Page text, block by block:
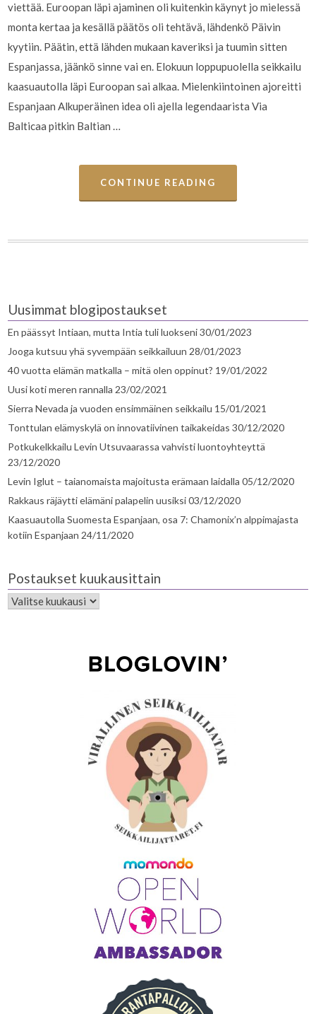
viettää. Euroopan läpi ajaminen oli kuitenkin käynyt jo mielessä
monta kertaa ja kesällä päätös oli tehtävä, lähdenkö Päivin
kyytiin. Päätin, että lähden mukaan kaveriksi ja tuumin sitten
Espanjassa, jäänkö sinne vai en. Elokuun loppupuolella seikkailu
kaasuautolla läpi Euroopan sai alkaa. Mielenkiintoinen ajoreitti
Espanjaan Alkuperäinen idea oli ajella legendaarista Via
Balticaa pitkin Baltian …
CONTINUE READING
Uusimmat blogipostaukset
En päässyt Intiaan, mutta Intia tuli luokseni30/01/2023
Jooga kutsuu yhä syvempään seikkailuun 28/01/2023
40 vuotta elämän matkalla – mitä olen oppinut? 19/01/2022
Uusi koti meren rannalla 23/02/2021
Sierra Nevada ja vuoden ensimmäinen seikkailu 15/01/2021
Tonttulan elämyskylä on innovatiivinen taikakeidas 30/12/2020
Potkukelkkailu Levin Utsuvaarassa vahvisti luontoyhteyttä
23/12/2020
Levin Iglut – taianomaista majoitusta erämaan laidalla 05/12/2020
Rakkaus räjäytti elämäni palapelin uusiksi03/12/2020
Kaasuautolla Suomesta Espanjaan, osa 7: Chamonix’n alppimajasta
kotiin Espanjaan 24/11/2020
Postaukset kuukausittain